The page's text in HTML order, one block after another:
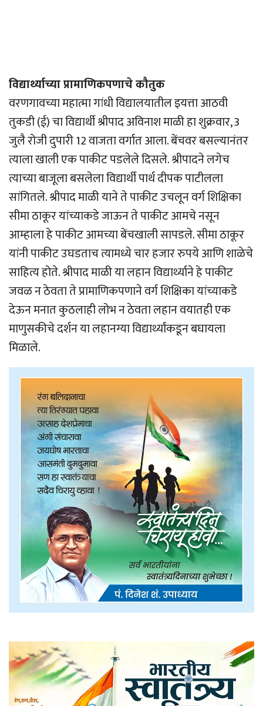
विद्यार्थ्याच्या प्रामाणिकपणाचे कौतुक
वरणगावच्या महात्मा गांधी विद्यालयातील इयत्ता आठवी
तुकडी (ई) चा विद्यार्थी श्रीपाद अविनाश माळी हा शुक्रवार, 3
जुलै रोजी दुपारी 12 वाजता वर्गात आला. बेंचवर बसल्यानंतर
त्याला खाली एक पाकीट पडलेले दिसले. श्रीपादने लगेच
त्याच्या बाजूला बसलेला विद्यार्थी पार्थ दीपक पाटीलला
सांगितले. श्रीपाद माळी याने ते पाकीट उचलून वर्ग शिक्षिका
सीमा ठाकूर यांच्याकडे जाऊन ते पाकीट आमचे नसून
आम्हाला हे पाकीट आमच्या बेंचखाली सापडले. सीमा ठाकूर
यांनी पाकीट उघडताच त्यामध्ये चार हजार रुपये आणि शाळेचे
साहित्य होते. श्रीपाद माळी या लहान विद्यार्थ्याने हे पाकीट
जवळ न ठेवता ते प्रामाणिकपणाने वर्ग शिक्षिका यांच्याकडे
देऊन मनात कुठलाही लोभ न ठेवता लहान वयातही एक
माणुसकीचे दर्शन या लहानग्या विद्यार्थ्यांकडून बघायला
मिळाले.